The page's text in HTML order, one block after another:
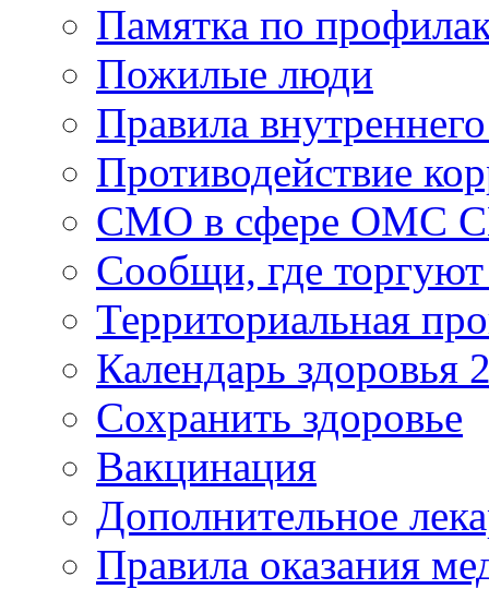
Памятка по
Пожилые люди
Правила
Противодействие
СМО в сфере ОМС
Сообщи, где
Территориальная
Календарь здоровья
Сохранить здоровье
Вакцинация
Дополнительное
Правила оказания